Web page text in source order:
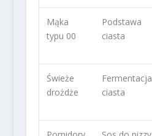
Mąka
typu 00
Podstawa
ciasta
Świeże
drożdże
Fermentacja
ciasta